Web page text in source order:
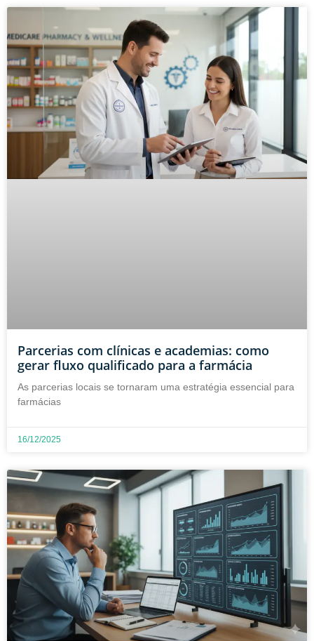
Parcerias com clínicas e academias: como
gerar fluxo qualificado para a farmácia
As parcerias locais se tornaram uma estratégia essencial para
farmácias
16/12/2025